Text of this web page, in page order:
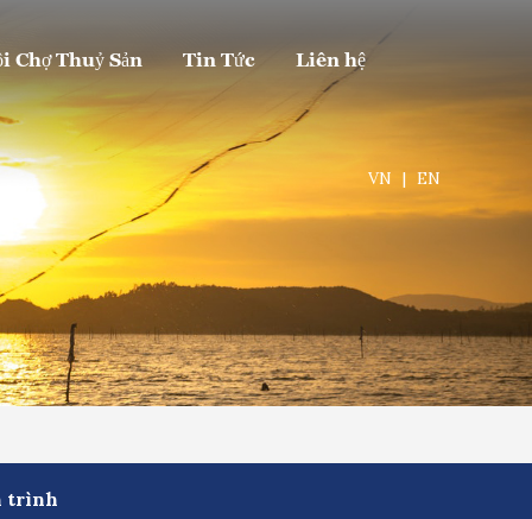
Chợ Thuỷ Sản Tin Tức Liên hệ
VN | EN
trình